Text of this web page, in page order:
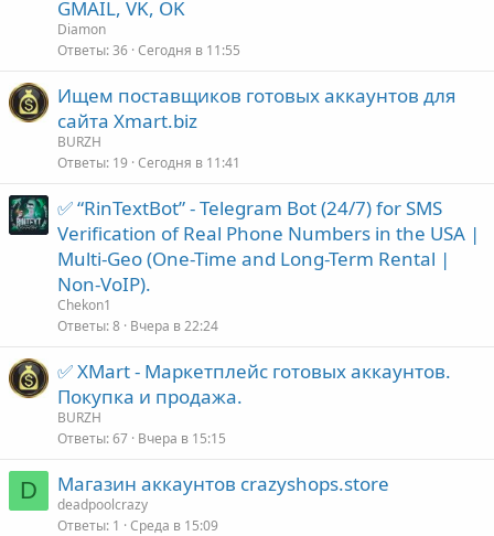
GMAIL, VK, OK
Diamon
Ответы 36 Сегодня в 11:55
Ищем поставщиков готовых аккаунтов для
сайта Xmart.biz
BURZH
Ответы 19 Сегодня в 11:41
✅ “RinTextBot” - Telegram Bot (24/7) for SMS
Verification of Real Phone Numbers in the USA |
Multi-Geo (One-Time and Long-Term Rental |
Non-VoIP).
Chekon1
Ответы 8 Вчера в 22:24
✅ XMart - Маркетплейс готовых аккаунтов.
Покупка и продажа.
BURZH
Ответы 67 Вчера в 15:15
D Магазин аккаунтов crazyshops.store
deadpoolcrazy
Ответы 1 Среда в 15:09